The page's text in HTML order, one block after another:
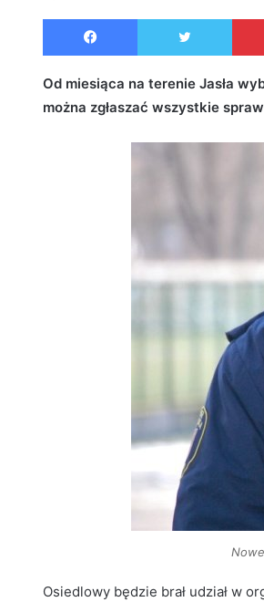
d
a
m
Facebook Twitter
Od miesiąca na terenie Jasła
można zgłaszać wszystkie
Osiedlowy będzie brał udział w